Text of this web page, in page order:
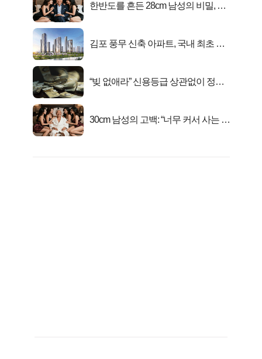
한반도를 흔든 28cm 남성의 비밀, 매
김포 풍무 신축 아파트, 국내 최초 반
“빚 없애라” 신용등급 상관없이 정부
30cm 남성의 고백: “너무 커서 사는 게